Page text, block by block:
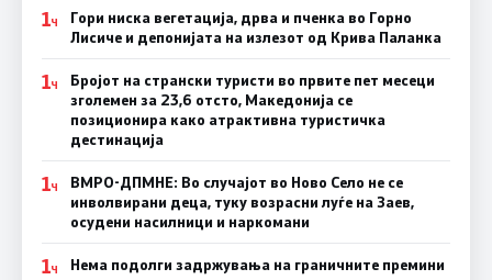
1Ч
Гори ниска вегетација, дрва и пченка во Горно
Лисиче и депонијата на излезот од Крива Паланка
1Ч
Бројот на странски туристи во првите пет месеци
зголемен за 23,6 отсто, Македонија се
позиционира како атрактивна туристичка
дестинација
1Ч
ВМРО-ДПМНЕ: Во случајот во Ново Село не се
инволвирани деца, туку возрасни луѓе на Заев,
осудени насилници и наркомани
1Ч Нема подолги задржувања на граничните премини